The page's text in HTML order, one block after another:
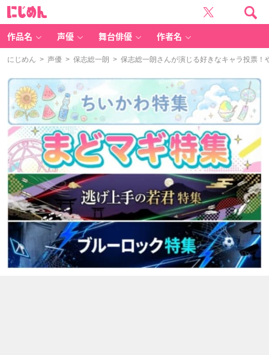
作品名 声優 舞台俳優 作者名
にじめん > 声優 > 保志総一朗 > 保志総一朗さんが演じる好きなキャラ投票！